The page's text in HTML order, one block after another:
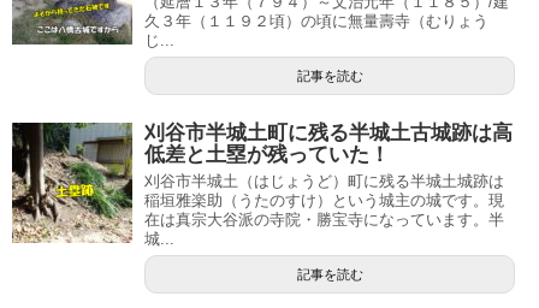
久３年（１１９２頃）の頃に無量壽寺（むりょう
じ...
記事を読む
刈谷市半城土町に残る半城土古城跡は高
低差と土塁が残っていた！
刈谷市半城土（はじょうど）町に残る半城土城跡は
稲垣雅楽助（うたのすけ）という城主の城です。現
在は真宗大谷派の寺院・勝宝寺になっています。半
城...
記事を読む